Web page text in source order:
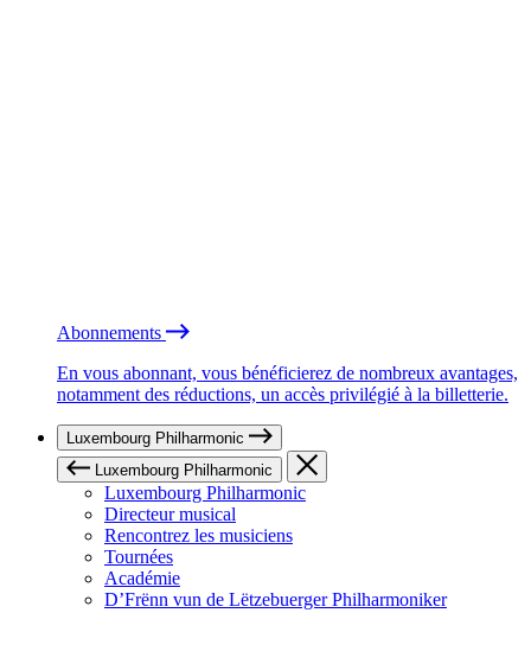
Abonnements
En vous abonnant, vous bénéficierez de nombreux avantages,
notamment des réductions, un accès privilégié à la billetterie.
Luxembourg Philharmonic
Luxembourg Philharmonic
Luxembourg Philharmonic
Directeur musical
Rencontrez les musiciens
Tournées
Académie
D’Frënn vun de Lëtzebuerger Philharmoniker